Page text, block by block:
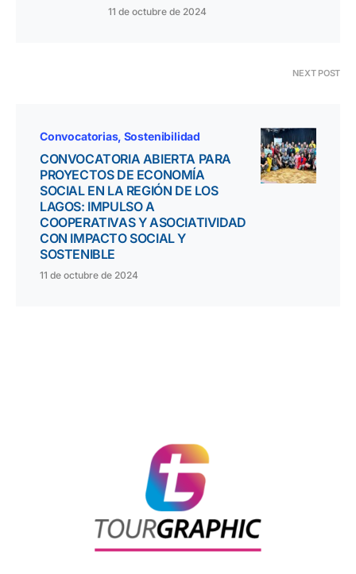
11 de octubre de 2024
NEXT POST
Convocatorias Sostenibilidad
CONVOCATORIA ABIERTA PARA
PROYECTOS DE ECONOMÍA
SOCIAL EN LA REGIÓN DE LOS
LAGOS: IMPULSO A
COOPERATIVAS Y ASOCIATIVIDAD
CON IMPACTO SOCIAL Y
SOSTENIBLE
11 de octubre de 2024